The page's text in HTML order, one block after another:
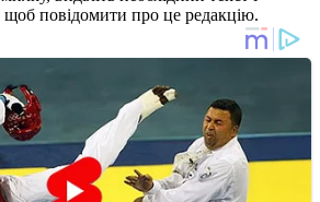
щоб повідомити про це редакцію.